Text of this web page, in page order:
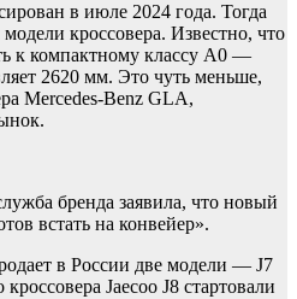
в июле 2024 года. Тогда
кроссовера. Известно, что
к компактному классу A0 —
2620 мм. Это чуть меньше,
Mercedes-Benz GLA,
бренда заявила, что новый
встать на конвейер».
в России две модели — J7
Jaecoo J8 стартовали